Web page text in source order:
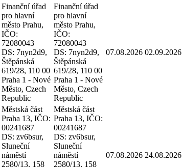
Finanční úřad
pro hlavní
město Prahu,
IČO:
72080043
DS: 7nyn2d9,
Štěpánská
619/28, 110 00
Praha 1 - Nové
Město, Czech
Republic
Finanční úřad
pro hlavní
město Prahu,
IČO:
72080043
DS: 7nyn2d9,
Štěpánská
619/28, 110 00
Praha 1 - Nové
Město, Czech
Republic
07.08.2026 02.09.2026
Městská část
Praha 13, IČO:
00241687
DS: zv6bsur,
Sluneční
náměstí
2580/13, 158
Městská část
Praha 13, IČO:
00241687
DS: zv6bsur,
Sluneční
náměstí
2580/13, 158
07.08.2026 24.08.2026